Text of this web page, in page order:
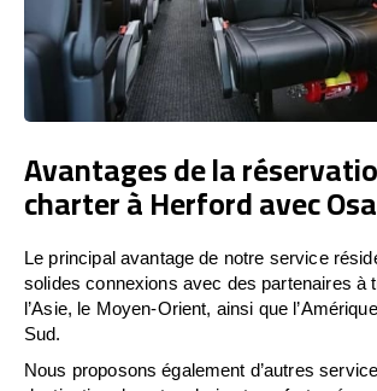
Avantages de la
charter à Herford avec
Le principal avantage de notre service
solides connexions avec des partenaires à
l’Asie, le Moyen-Orient, ainsi que
Sud.
Nous proposons également d’autres